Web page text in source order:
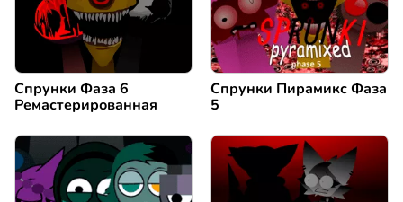
Спрунки Фаза 6
Ремастерированная
Спрунки Пирамикс Фаза
5